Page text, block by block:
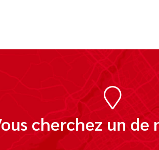
cherchez un de